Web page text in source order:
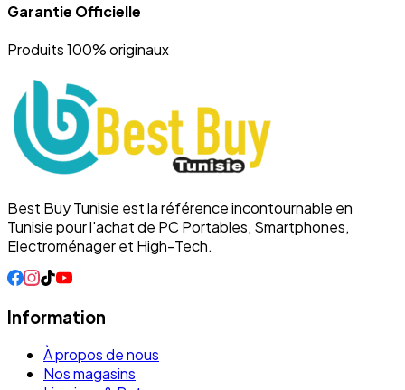
Garantie Officielle
Produits 100% originaux
Best Buy Tunisie est la référence incontournable en
Tunisie pour l'achat de PC Portables, Smartphones,
Electroménager et High-Tech.
Information
À propos de nous
Nos magasins